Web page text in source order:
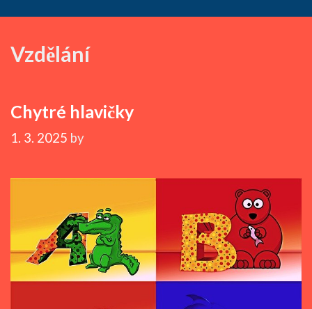
Vzdělání
Chytré hlavičky
1. 3. 2025 by